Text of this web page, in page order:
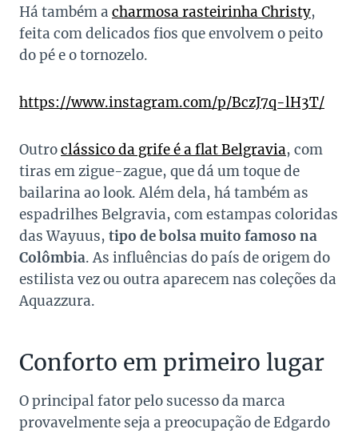
Há também a charmosa rasteirinha Christy,
feita com delicados fios que envolvem o peito
do pé e o tornozelo.
https://www.instagram.com/p/BczJ7q-lH3T/
Outroclássico da grife é a flat Belgravia, com
tiras em zigue-zague, que dá um toque de
bailarina ao look. Além dela, há também as
espadrilhes Belgravia, com estampas coloridas
das Wayuus, tipo de bolsa muito famoso na
Colômbia. As influências do país de origem do
estilista vez ou outra aparecem nas coleções da
Aquazzura.
Conforto em primeiro lugar
O principal fator pelo sucesso da marca
provavelmente seja a preocupação de Edgardo